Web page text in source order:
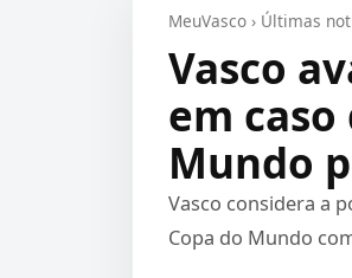
MeuVasco › Últimas
Vasco
em
Mundo
Vasco considera a
Copa do Mundo